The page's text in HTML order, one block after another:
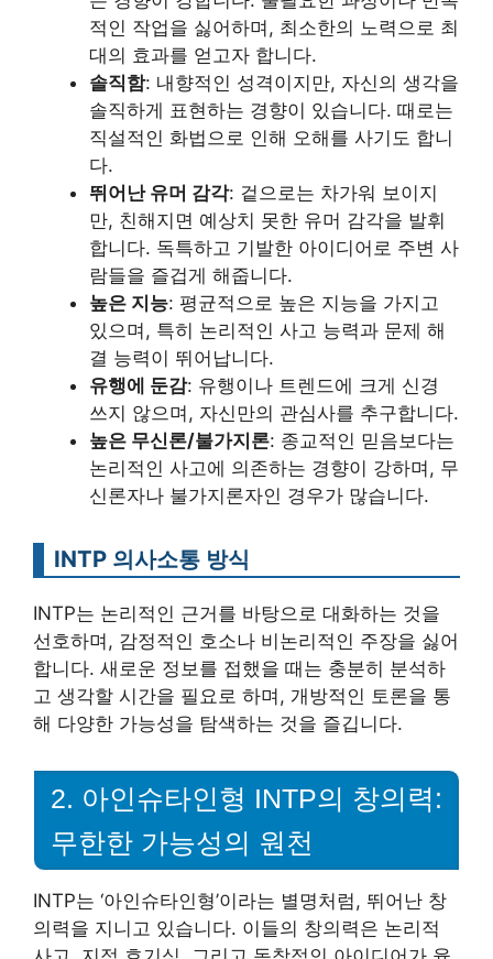
적인 작업을 싫어하며, 최소한의 노력으로 최
대의 효과를 얻고자 합니다.
솔직함: 내향적인 성격이지만, 자신의 생각을
솔직하게 표현하는 경향이 있습니다. 때로는
직설적인 화법으로 인해 오해를 사기도 합니
다.
뛰어난 유머 감각: 겉으로는 차가워 보이지
만, 친해지면 예상치 못한 유머 감각을 발휘
합니다. 독특하고 기발한 아이디어로 주변 사
람들을 즐겁게 해줍니다.
높은 지능: 평균적으로 높은 지능을 가지고
있으며, 특히 논리적인 사고 능력과 문제 해
결 능력이 뛰어납니다.
유행에 둔감: 유행이나 트렌드에 크게 신경
쓰지 않으며, 자신만의 관심사를 추구합니다.
높은 무신론/불가지론: 종교적인 믿음보다는
논리적인 사고에 의존하는 경향이 강하며, 무
신론자나 불가지론자인 경우가 많습니다.
INTP 의사소통 방식
INTP는 논리적인 근거를 바탕으로 대화하는 것을
선호하며, 감정적인 호소나 비논리적인 주장을 싫어
합니다. 새로운 정보를 접했을 때는 충분히 분석하
고 생각할 시간을 필요로 하며, 개방적인 토론을 통
해 다양한 가능성을 탐색하는 것을 즐깁니다.
2. 아인슈타인형 INTP의 창의력:
무한한 가능성의 원천
INTP는 ‘아인슈타인형’이라는 별명처럼, 뛰어난 창
의력을 지니고 있습니다. 이들의 창의력은 논리적